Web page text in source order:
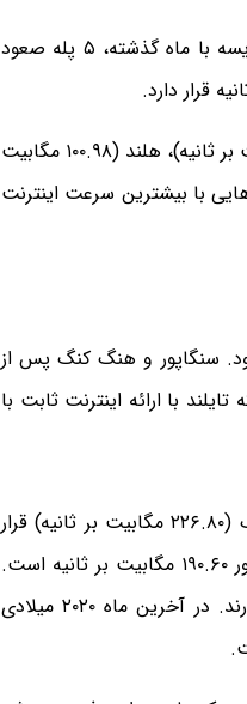
در رده ششم کویت با سرعت اینترنت ۱۱۰.۵۹ مگابیت بر ثانیه قرار دارد که در مقایسه با ماه گذشته، ۵ پله صعود
این در حالی است که رتبه‌های هشتم، نهم و دهم به ترتیب به نروژ (۱۰۵.۷۹ مگابیت بر ثانیه)، هلند (۱۰۰.۹۸ مگابیت
کشورهایی با بیشترین سرعت اینترنت
سنگاپور و هنگ کنگ پس از
با ارائه اینترنت ثابت با
در رتبه‌های دوم و سوم به ترتیب سنگاپور (۲۴۵.۳۱ مگابیت بر ثانیه) و هنگ کنگ (۲۲۶.۸۰ مگابیت بر ثانیه) قرار
دارند. رومانی با ۳ پله رشد در رتبه چهارم قرار دارد. سرعت اینترنت ثابت این کشور ۱۹۰.۶۰ مگابیت بر ثانیه است.
سوئیس و دانمارک مانند ماه گذشته به ترتیب در رده‌های پنجم و ششم قرار دارند. در آخرین ماه ۲۰۲۰ میلادی